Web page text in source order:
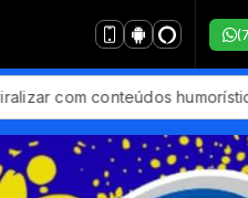
com conteúdos